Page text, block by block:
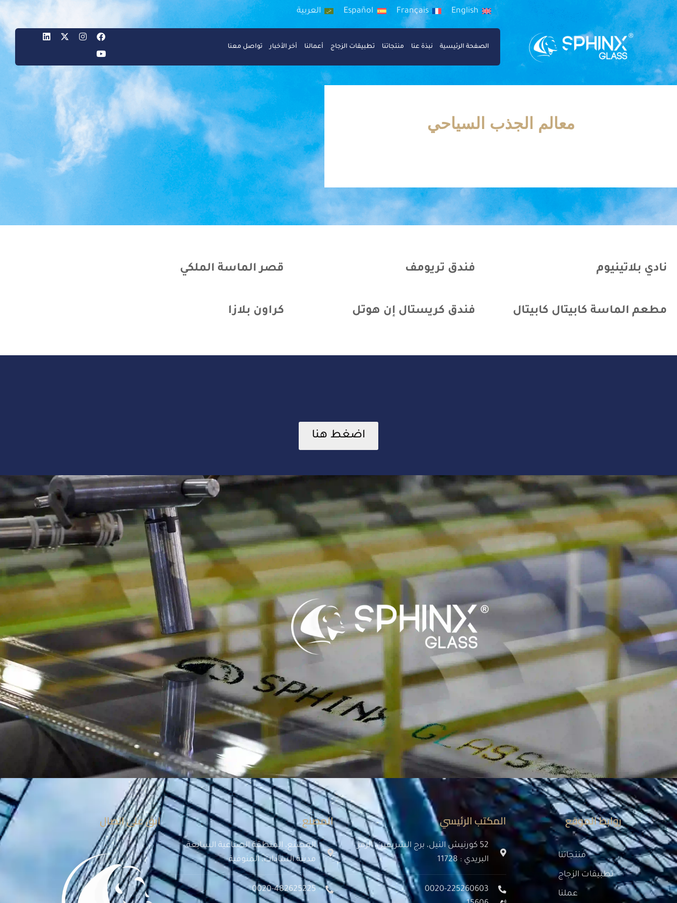
English
Français
Español العربية
الصفحة الرئيسية نبذة عنا منتجاتنا تطبيقات الزجاج أعمالنا أخر الأخبار تواصل معنا
معالم الجذب السياحي
نادي بلاتينيوم فندق تريومف قصر الماسة الملكي
مطعم الماسة كابيتال كابيتال فندق كريستال إن هوتل كراون بلازا
اضغط هنا
روابط الموقع
منتجاتنا
تطبيقات الزجاج
عملنا
المكتب الرئيسي
52 كورنيش النيل، برج الشريفين، الرمز
البريدي : 11728
0020-225260603
المصنع
المصنع، المنطقة الصناعية السابعة،
مدينة السادات، المنوفية
0020-482625225
ابقَ على اتصال